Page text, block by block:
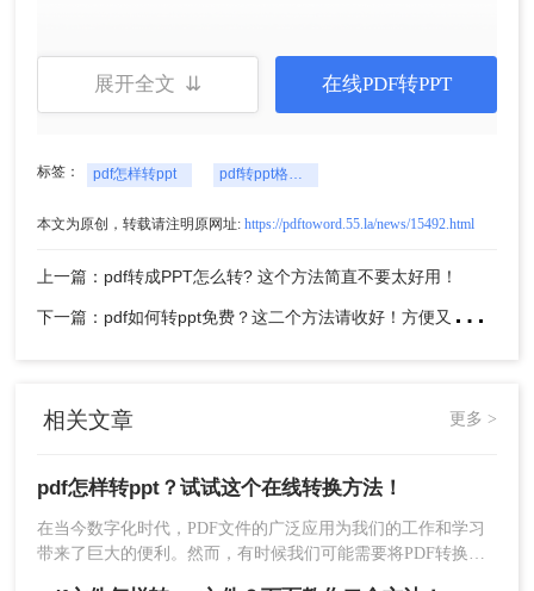
展开全文 ⇊ 在线PDF转PPT
标签： pdf怎样转ppt pdf转ppt格式的文件
本文为原创，转载请注明原网址: https://pdftoword.55.la/news/15492.html
上一篇：pdf转成PPT怎么转? 这个方法简直不要太好用！
下
一篇：pdf如何转ppt免费？这二个方法请收好！方便又好用！
相关文章 更多 >
pdf怎样转ppt？试试这个在线转换方法！
在当今数字化时代，PDF文件的广泛应用为我们的工作和学习
带来了巨大的便利。然而，有时候我们可能需要将PDF转换为